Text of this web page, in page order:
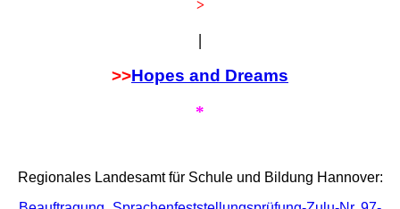
>
|
>>Hopes and Dreams
*
Regionales Landesamt für Schule und Bildung Hannover: